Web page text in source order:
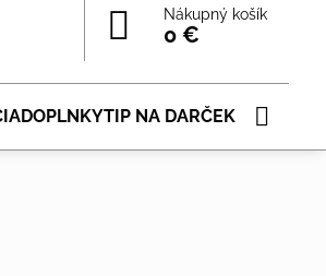
Nákupný košík
0 €
DOPLNKYTIP NA DARČEK